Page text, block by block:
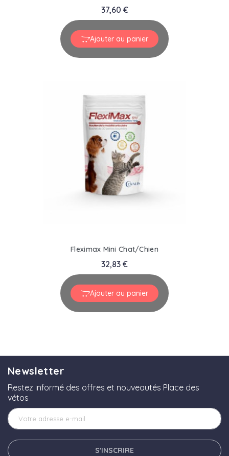
37,60 €
Ajouter au panier
Fleximax Mini Chat/Chien
32,83 €
Ajouter au panier
Newsletter
Restez informé des offres et nouveautés Place des
vétos
S'INSCRIRE